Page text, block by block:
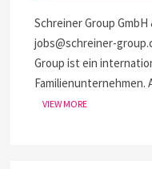
Schreiner Group GmbH
jobs@schreiner-
Group ist ein
Familienunternehmen.
VIEW MORE